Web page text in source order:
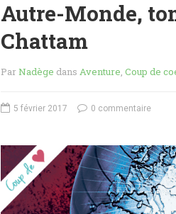
Autre-Monde,
Chattam
ParNadège dans Aventure, Coup de
5 février 2017 0 commentaire